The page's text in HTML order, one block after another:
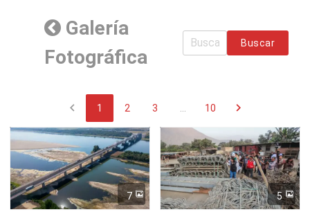
Galería
Fotográfica
Buscar
chevron_left 1 2 3 10 chevron_right
7 5